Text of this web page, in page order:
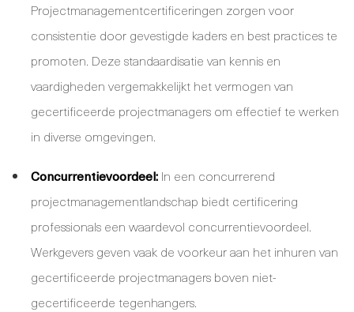
Projectmanagementcertificeringen zorgen voor
consistentie door gevestigde kaders en best practices te
promoten. Deze standaardisatie van kennis en
vaardigheden vergemakkelijkt het vermogen van
gecertificeerde projectmanagers om effectief te werken
in diverse omgevingen.
Concurrentievoordeel: In een concurrerend
projectmanagementlandschap biedt certificering
professionals een waardevol concurrentievoordeel.
Werkgevers geven vaak de voorkeur aan het inhuren van
gecertificeerde projectmanagers boven niet-
gecertificeerde tegenhangers.